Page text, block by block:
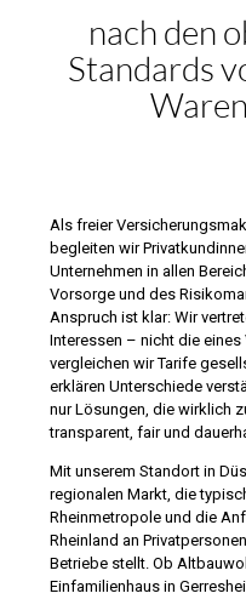
nach den
Standards
Als freier
begleiten wir
Unternehmen in allen
Vorsorge und des
Anspruch ist klar: Wir
Interessen – nicht die eines
vergleichen wir Tarife
erklären Unterschiede
nur Lösungen, die wirklich
transparent, fair und
Mit unserem Standort in
regionalen Markt, die
Rheinmetropole und die
Rheinland an
Betriebe stellt. Ob
Einfamilienhaus in